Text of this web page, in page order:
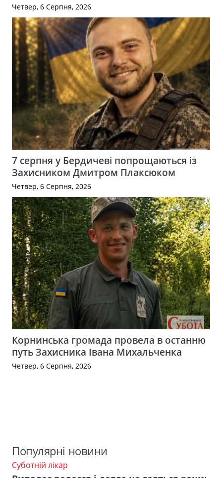
Четвер, 6 Серпня, 2026
7 серпня у Бердичеві попрощаються із
Захисником Дмитром Плаксюком
Четвер, 6 Серпня, 2026
Корнинська громада провела в останню
путь Захисника Івана Михальченка
Четвер, 6 Серпня, 2026
Популярні новини
Суботній лікар